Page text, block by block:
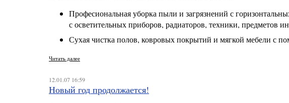
Професиональная уборка пыли и загрязнений с
с осветительных приборов, радиаторов, техники, предметов
Сухая чистка полов, ковровых покрытий и мягкой мебели с
Читать далее
12.01.07 16:59
Новый год продолжается!